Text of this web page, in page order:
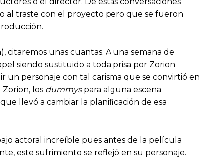
al traste con el proyecto pero que se fueron
unas cuantas. A una semana de
siendo sustituido a toda prisa por Zorion
un personaje con tal carisma que se convirtió en
los dummyspara alguna escena
llevó a cambiar la planificación de esa
actoral increíble pues antes de la película
este sufrimiento se reflejó en su personaje.